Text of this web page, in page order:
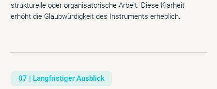
strukturelle oder organisatorische Arbeit. Diese Klarheit
erhöht die Glaubwürdigkeit des Instruments erheblich.
07 | Langfristiger Ausblick